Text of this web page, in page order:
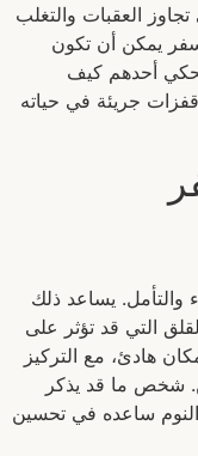
العقبات والتغلب
يمكن أن تكون
أحدهم كيف
جريئة في حياته
والتأمل. يساعد ذلك
التي قد تؤثر على
هادئ، مع التركيز
شخص ما قد يذكر
ساعده في تحسين